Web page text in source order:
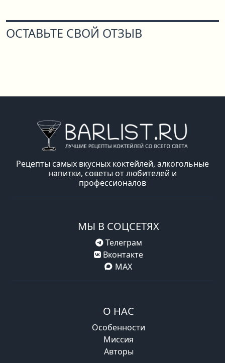
ОСТАВЬТЕ СВОЙ ОТЗЫВ
Рецепты самых вкусных коктейлей, алкогольные
напитки, советы от любителей и
профессионалов
МЫ В СОЦСЕТЯХ
Телеграм
Вконтакте
MAX
О НАС
Особенности
Миссия
Авторы